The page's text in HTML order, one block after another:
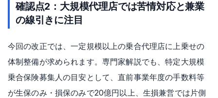
確認点2：大規模代理店では苦情対応と兼業
の線引きに注目
今回の改正では、一定規模以上の乗合代理店に上乗せの
体制整備が求められます。専門家解説でも、特定大規模
乗合保険募集人の目安として、直前事業年度の手数料等
が生保のみ・損保のみで20億円以上、生損兼営では片側